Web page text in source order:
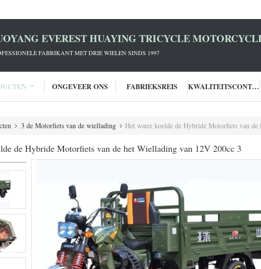
EVEREST HUAYING TRICYCLE
FABRIKANT MET DRIE WIELEN SINDS 1997
ONGEVEER ONS FABRIEKSREIS KWALITEITSCONTROLE
3 de Motorfiets van de wiellading Het water koelde de Hybride Motorfiets van
de Hybride Motorfiets van de het Wiellading van 12V 200cc 3